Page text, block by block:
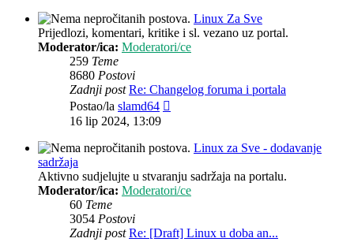
Linux Za Sve
Prijedlozi, komentari, kritike i sl. vezano uz portal.
Moderator/ica: Moderatori/ce
259 Teme
8680 Postovi
Zadnji post Re: Changelog foruma i portala
Postao/la slamd64
16 lip 2024, 13:09
Linux za Sve - dodavanje
sadržaja
Aktivno sudjelujte u stvaranju sadržaja na portalu.
Moderator/ica: Moderatori/ce
60 Teme
3054 Postovi
Zadnji post Re: [Draft] Linux u doba an...